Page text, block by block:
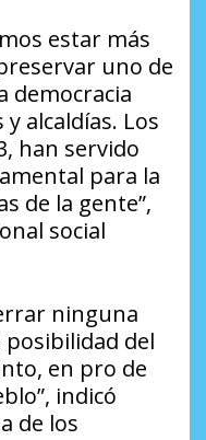
estar más
uno de
democracia
alcaldías. Los
han servido
para la
de la gente”,
social
ninguna
posibilidad del
en pro de
indicó
de los